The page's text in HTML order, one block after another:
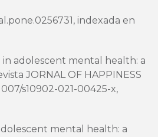
, indexada en
adolescent mental health: a
JORNAL OF HAPPINESS
s10902-021-00425-x,
mental health: a